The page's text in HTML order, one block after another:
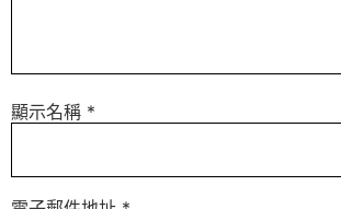
顯示名稱 *